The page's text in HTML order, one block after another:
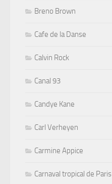
Breno Brown
Cafe de la Danse
Calvin Rock
Canal 93
Candye Kane
Carl Verheyen
Carmine Appice
Carnaval tropical de Paris